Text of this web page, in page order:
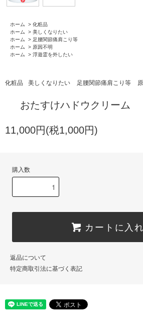
ホーム > 化粧品
ホーム
> 美しくなりたい
ホーム
> 足腰関節痛肩こり等
ホーム
> 原因不明
ホーム
> 浮遊霊を外したい
化粧品 美しくなりたい 足腰関節痛肩こり等
おたすけハドウクリーム
11,000円(税1,000円)
購入数
カートに入
返品について
特定商取引法に基づく表記